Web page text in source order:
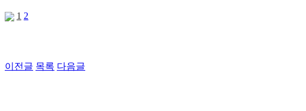
1 2
이전글 목록 다음글